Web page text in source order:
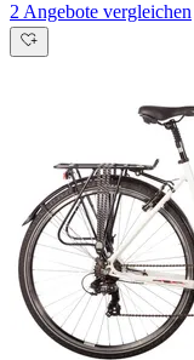
2 Angebote vergleichen